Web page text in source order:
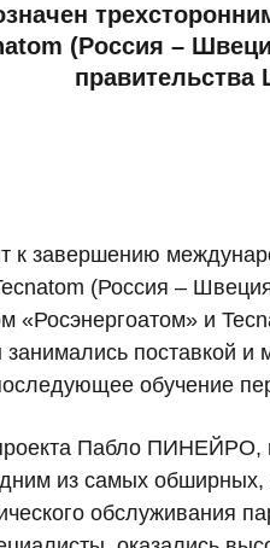
(Россия –
правительства
завершению
(Россия –
«Росэнергоатом» и
поставкой
обучение
Пабло ПИНЕЙРО,
из самых